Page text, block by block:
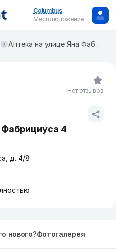
Columbus
Местоположение
Аптека на улице Яна Фабрициуса 4
4
д. 4/8
Нет отзывов
нового?Фотогалерея